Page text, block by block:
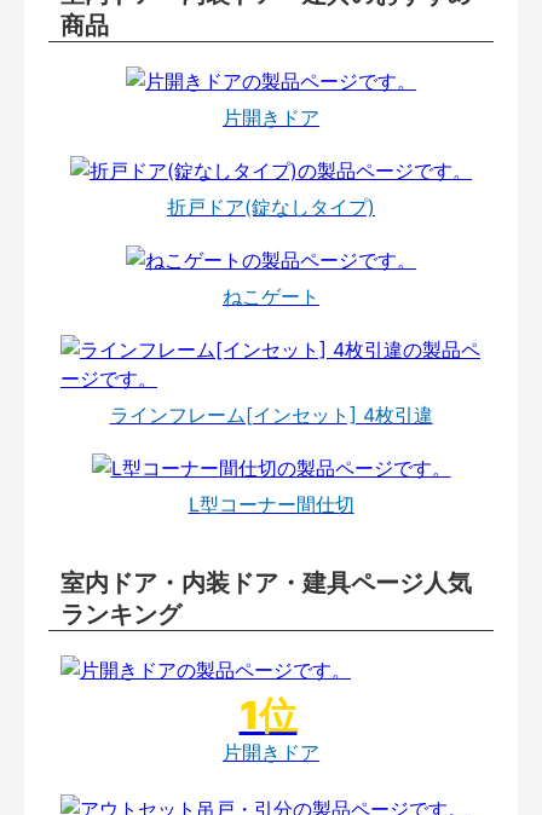
商品
片開きドア
折戸ドア(錠なしタイプ)
ねこゲート
ラインフレーム[インセット] 4枚引違
L型コーナー間仕切
室内ドア・内装ドア・建具ページ人気
ランキング
片開きドア